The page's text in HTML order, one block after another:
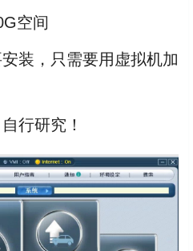
空间
装，只需要用虚拟机加
行研究！